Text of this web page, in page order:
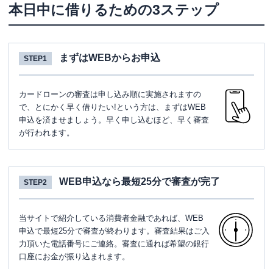
本日中に借りるための3ステップ
STEP1 まずはWEBからお申込
カードローンの審査は申し込み順に実施されますの
で、とにかく早く借りたい!という方は、まずはWEB
申込を済ませましょう。早く申し込むほど、早く審査
が行われます。
STEP2 WEB申込なら最短25分で審査が完了
当サイトで紹介している消費者金融であれば、WEB
申込で最短25分で審査が終わります。審査結果はご入
力頂いた電話番号にご連絡。審査に通れば希望の銀行
口座にお金が振り込まれます。